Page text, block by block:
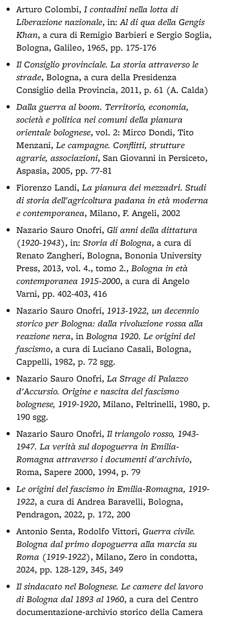
Arturo Colombi, I contadini nella lotta di
Liberazione nazionale, in:Al di qua della Gengis
Khan, a cura di Remigio Barbieri e Sergio Soglia,
Bologna, Galileo, 1965, pp. 175-176
Il Consiglio provinciale. La storia attraverso le
strade, Bologna, a cura della Presidenza
Consiglio della Provincia, 2011, p. 61 (A. Calda)
Dalla guerra al boom. Territorio, economia,
società e politica nei comuni della pianura
orientale bolognese, vol. 2: Mirco Dondi, Tito
Menzani, Le campagne. Conflitti, strutture
agrarie, associazioni, San Giovanni in Persiceto,
Aspasia, 2005, pp. 77-81
Fiorenzo Landi, La pianura dei mezzadri. Studi
di storia dell'agricoltura padana in età moderna
e contemporanea, Milano, F. Angeli, 2002
Nazario Sauro Onofri, Gli anni della dittatura
(1920-1943), in: Storia di Bologna, a cura di
Renato Zangheri, Bologna, Bononia University
Press, 2013, vol. 4., tomo 2., Bologna in età
contemporanea 1915-2000, a cura di Angelo
Varni, pp. 402-403, 416
Nazario Sauro Onofri, 1913-1922, un decennio
storico per Bologna: dalla rivoluzione rossa alla
reazione nera, in Bologna 1920. Le origini del
fascismo, a cura di Luciano Casali, Bologna,
Cappelli, 1982, p. 72 sgg.
Nazario Sauro Onofri, La Strage di Palazzo
d'Accursio. Origine e nascita del fascismo
bolognese, 1919-1920, Milano, Feltrinelli, 1980, p.
190 sgg.
Nazario Sauro Onofri, Il triangolo rosso, 1943-
1947. La verità sul dopoguerra in Emilia-
Romagna attraverso i documenti d'archivio,
Roma, Sapere 2000, 1994, p. 79
Le origini del fascismo in Emilia-Romagna, 1919-
1922, a cura di Andrea Baravelli, Bologna,
Pendragon, 2022, p. 172, 200
Antonio Senta, Rodolfo Vittori, Guerra civile.
Bologna dal primo dopoguerra alla marcia su
Roma (1919-1922), Milano, Zero in condotta,
2024, pp. 128-129, 345, 349
Il sindacato nel Bolognese. Le camere del lavoro
di Bologna dal 1893 al 1960, a cura del Centro
documentazione-archivio storico della Camera